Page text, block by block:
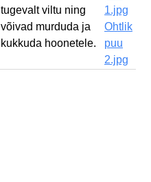
tugevalt viltu ning
võivad murduda ja
kukkuda hoonetele.
1.jpg
Ohtlik
puu
2.jpg